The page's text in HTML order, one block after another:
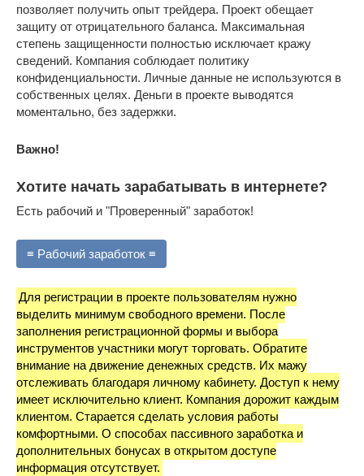
позволяет получить опыт трейдера. Проект обещает
защиту от отрицательного баланса. Максимальная
степень защищенности полностью исключает кражу
сведений. Компания соблюдает политику
конфиденциальности. Личные данные не используются в
собственных целях. Деньги в проекте выводятся
моментально, без задержки.
Важно!
Хотите начать зарабатывать в интернете?
Есть рабочий и "Проверенный" заработок!
≡ Рабочий заработок ≡
Для регистрации в проекте пользователям нужно
выделить минимум свободного времени. После
заполнения регистрационной формы и выбора
инструментов участники могут торговать. Обратите
внимание на движение денежных средств. Их мажу
отслеживать благодаря личному кабинету. Доступ к нему
имеет исключительно клиент. Компания дорожит каждым
клиентом. Старается сделать условия работы
комфортными. О способах пассивного заработка и
дополнительных бонусах в открытом доступе
информация отсутствует.